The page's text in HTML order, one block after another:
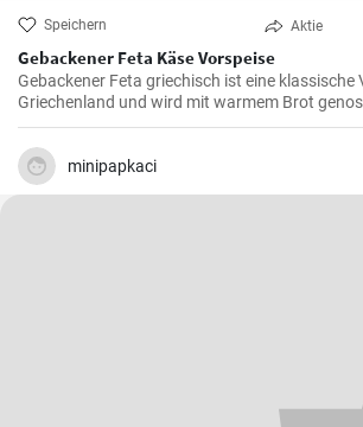
Speichern Aktie
Gebackener Feta Käse Vorspeise
Gebackener Feta griechisch ist eine klassische
Griechenland und wird mit warmem Brot
aus Schafsmilch und schmeckt pikant aber
Gebackener Feta im Ofen ist besonders
aus.
minipapkaci